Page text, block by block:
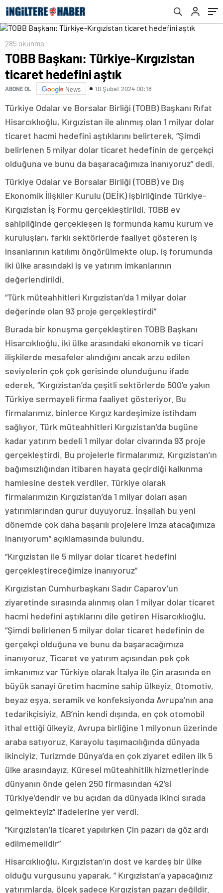
285 okunma
TOBB Başkanı: Türkiye-Kırgızistan
ticaret hedefini aştık
ABONE OL News 10 Şubat 2024 00:18
Türkiye Odalar ve Borsalar Birliği (TOBB) Başkanı Rıfat
Hisarcıklıoğlu, Kırgızistan ile alınmış olan 1 milyar dolar
ticaret hacmi hedefini aştıklarını belirterek, “Şimdi
belirlenen 5 milyar dolar ticaret hedefinin de gerçekçi
olduğuna ve bunu da başaracağımıza inanıyoruz” dedi.
Türkiye Odalar ve Borsalar Birliği (TOBB) ve Dış
Ekonomik İlişkiler Kurulu (DEİK) işbirliğinde Türkiye-
Kırgızistan İş Formu gerçekleştirildi. TOBB ev
sahipliğinde gerçekleşen iş formunda kamu kurum ve
kuruluşları, farklı sektörlerde faaliyet gösteren iş
insanlarının katılımı öngörülmekte olup, iş forumunda
iki ülke arasındaki iş ve yatırım imkanlarının
değerlendirildi.
“Türk müteahhitleri Kırgızistan’da 1 milyar dolar
değerinde olan 93 proje gerçekleştirdi”
Burada bir konuşma gerçekleştiren TOBB Başkanı
Hisarcıklıoğlu, iki ülke arasındaki ekonomik ve ticari
ilişkilerde mesafeler alındığını ancak arzu edilen
seviyelerin çok çok gerisinde olunduğunu ifade
ederek, “Kırgızistan’da çeşitli sektörlerde 500’e yakın
Türkiye sermayeli firma faaliyet gösteriyor. Bu
firmalarımız, binlerce Kırgız kardeşimize istihdam
sağlıyor. Türk müteahhitleri Kırgızistan’da bugüne
kadar yatırım bedeli 1 milyar dolar civarında 93 proje
gerçekleştirdi. Bu projelerle firmalarımız, Kırgızistan’ın
bağımsızlığından itibaren hayata geçirdiği kalkınma
hamlesine destek verdiler. Türkiye olarak
firmalarımızın Kırgızistan’da 1 milyar doları aşan
yatırımlarından gurur duyuyoruz. İnşallah bu yeni
dönemde çok daha başarılı projelere imza atacağımıza
inanıyorum” açıklamasında bulundu.
“Kırgızistan ile 5 milyar dolar ticaret hedefini
gerçekleştireceğimize inanıyoruz”
Kırgızistan Cumhurbaşkanı Sadır Caparov’un
ziyaretinde sırasında alınmış olan 1 milyar dolar ticaret
hacmi hedefini aştıklarını dile getiren Hisarcıklıoğlu,
“Şimdi belirlenen 5 milyar dolar ticaret hedefinin de
gerçekçi olduğuna ve bunu da başaracağımıza
inanıyoruz. Ticaret ve yatırım açısından pek çok
imkanımız var Türkiye olarak İtalya ile Çin arasında en
büyük sanayi üretim hacmine sahip ülkeyiz. Otomotiv,
beyaz eşya, seramik ve konfeksiyonda Avrupa’nın ana
tedarikçisiyiz. AB’nin kendi dışında, en çok otomobil
ithal ettiği ülkeyiz. Avrupa birliğine 1 milyonun üzerinde
araba satıyoruz. Karayolu taşımacılığında dünyada
ikinciyiz. Turizmde Dünya’da en çok ziyaret edilen ilk 5
ülke arasındayız. Küresel müteahhitlik hizmetlerinde
dünyanın önde gelen 250 firmasından 42’si
Türkiye’dendir ve bu açıdan da dünyada ikinci sırada
gelmekteyiz” ifadelerine yer verdi.
“Kırgızistan’la ticaret yapılırken Çin pazarı da göz ardı
edilmemelidir”
Hisarcıklıoğlu, Kırgızistan’ın dost ve kardeş bir ülke
olduğu vurgusunu yaparak, ” Kırgızistan’a yapacağınız
yatırımlarda, ölçek sadece Kırgızistan pazarı değildir.